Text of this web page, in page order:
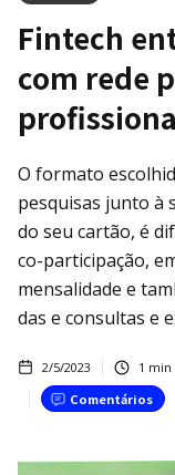
Fintech
com rede
O formato
pesquisas junto à
do seu cartão, é
co-participação,
mensalidade e
das e consultas e
2/5/2023 1 min
Comentários